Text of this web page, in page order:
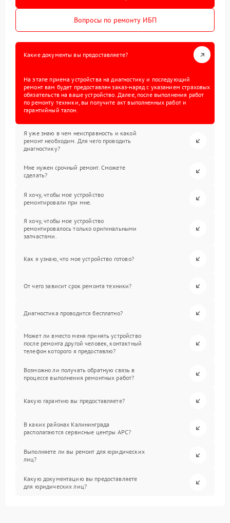
Вопросы по ремонту ИБП
Какие документы вы предоставляете?
На этапе приема устройства на диагностику и последующий
ремонт вам будет предоставлен заказ-наряд с указанием страховых
обязательств на ваше устройство. Далее, после выполнения работ
по ремонту техники, вы получите акт выполненных работ и
гарантийный талон.
Я уже знаю в чем неисправность и какой
ремонт необходим. Для чего проводить
диагностику?
Мне нужен срочный ремонт. Сможете
сделать?
Я хочу, чтобы мое устройство
ремонтировали при мне.
Я хочу, чтобы мое устройство
ремонтировалось только оригинальными
запчастями.
Как я узнаю, что мое устройство готово?
От чего зависит срок ремонта техники?
Диагностика проводится бесплатно?
Может ли вместо меня принять устройство
после ремонта другой человек, контактный
телефон которого я предоставлю?
Возможно ли получать обратную связь в
процессе выполнения ремонтных работ?
Какую гарантию вы предоставляете?
В каких районах Калининграда
располагаются сервисные центры APC?
Выполняете ли вы ремонт для юридических
лиц?
Какую документацию вы предоставляете
для юридических лиц?